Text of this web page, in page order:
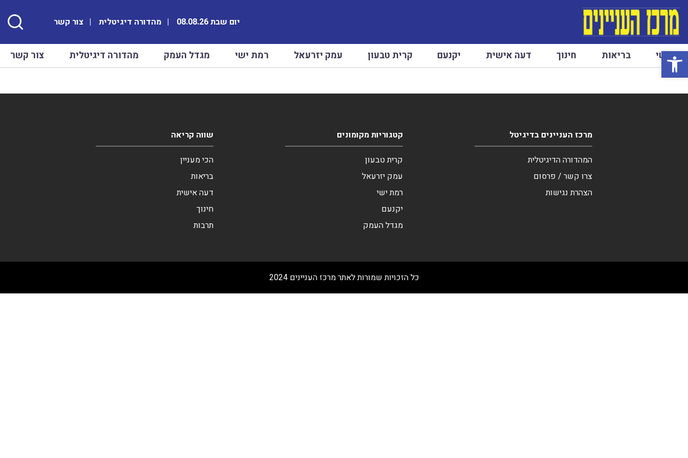
פתח סרגל נגישות
יום שבת 08.08.26 מהדורה דיגיטלית צור קשר
ראשי בריאות חינוך דעה אישית יקנעם קרית טבעון עמק יזרעאל רמת ישי מגדל העמק מהדורה דיגיטלית צור קשר
מרכז העניינים בדיגיטל
המהדורה הדיגיטלית
צרו קשר / פרסום
הצהרת נגישות
קטגוריות מקומונים
קרית טבעון
עמק יזרעאל
רמת ישי
יקנעם
מגדל העמק
שווה קריאה
הכי מעניין
בריאות
דעה אישית
חינוך
תרבות
כל הזכויות שמורות לאתר מרכז העניינים 2024